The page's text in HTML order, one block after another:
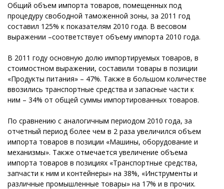
Общий объем импорта товаров, помещенных под
процедуру свободной таможенной зоны, за 2011 год
составил 125% к показателям 2010 года. В весовом
выражении –соответствует объему импорта 2010 года.
В 2011 году основную долю импортируемых товаров, в
стоимостном выражении, составили товары в позиции
«Продукты питания» – 47%. Также в большом количестве
ввозились транспортные средства и запасные части к
ним – 34% от общей суммы импортированных товаров.
По сравнению с аналогичным периодом 2010 года, за
отчетный период более чем в 2 раза увеличился объем
импорта товаров в позиции «Машины, оборудование и
механизмы». Также отмечается увеличение объема
импорта товаров в позициях «Транспортные средства,
запчасти к ним и контейнеры» на 38%, «Инструменты и
различные промышленные товары» на 17% и в прочих.